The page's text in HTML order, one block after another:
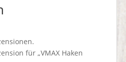
für „VMAX Haken